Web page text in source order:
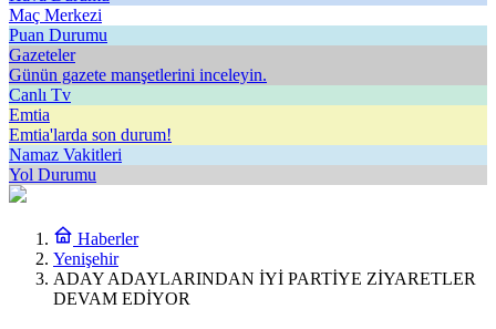
Maç Merkezi
Puan Durumu
Gazeteler
Günün gazete manşetlerini inceleyin.
Canlı Tv
Emtia
Emtia'larda son durum!
Namaz Vakitleri
Yol Durumu
Haberler
Yenişehir
ADAY ADAYLARINDAN İYİ PARTİYE ZİYARETLER
DEVAM EDİYOR